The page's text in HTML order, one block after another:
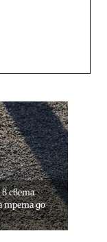
света
трета до